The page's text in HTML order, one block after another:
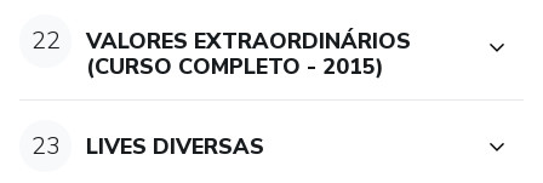
22
VALORES EXTRAORDINÁRIOS
(CURSO COMPLETO - 2015)
23 LIVES DIVERSAS